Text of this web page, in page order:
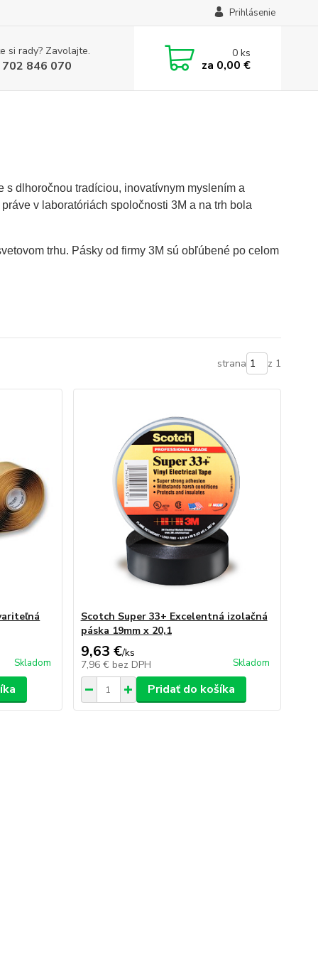
Prihlásenie
si rady? Zavolajte.
846 070
0ks
za 0,00 €
dlhoročnou tradíciou, inovatívnym myslením a
v laboratóriách spoločnosti 3M a na trh bola
trhu. Pásky od firmy 3M sú obľúbené po celom
strana z 1
Skladom
Scotch Super 33+ Excelentná izolačná
páska 19mm x 20,1
9,63 €/ks
7,96 € bez DPH Skladom
Pridať do košíka